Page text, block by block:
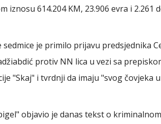
iznosu 614.204 KM, 23.906 evra i 2.261
je primilo prijavu predsjednika
protiv NN lica u vezi sa
"Skaj" i tvrdnji da imaju "svog čovjeka
objavio je danas tekst o